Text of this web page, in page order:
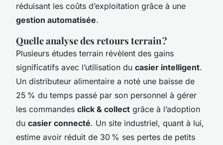
réduisant les coûts d’exploitation grâce à une
gestion automatisée.
Quelle analyse des retours terrain ?
Plusieurs études terrain révèlent des gains
significatifs avec l’utilisation du casier intelligent.
Un distributeur alimentaire a noté une baisse de
25 % du temps passé par son personnel à gérer
les commandes click & collect grâce à l’adoption
du casier connecté. Un site industriel, quant à lui,
estime avoir réduit de 30 % ses pertes de petits